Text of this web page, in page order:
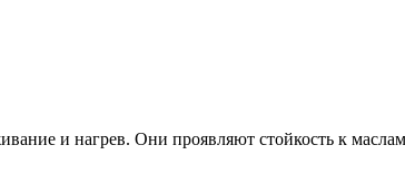
и нагрев. Они проявляют стойкость к